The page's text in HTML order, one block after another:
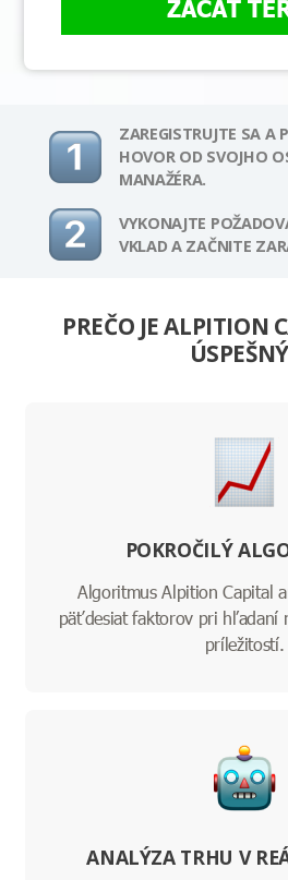
ZAČAŤ
ZAREGISTRUJTE SA A
HOVOR OD SVOJHO
MANAŽÉRA.
VYKONAJTE
VKLAD A ZAČNITE
PREČO JE ALPITION
POKROČILÝ
Algoritmus Alpition Capital
päťdesiat faktorov pri hľadaní
príležitostí.
ANALÝZA TRHU V